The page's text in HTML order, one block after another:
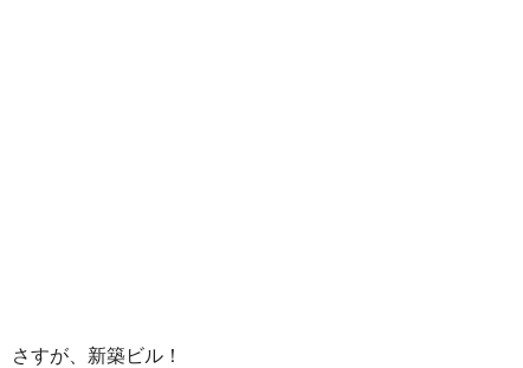
さすが、新築ビル！